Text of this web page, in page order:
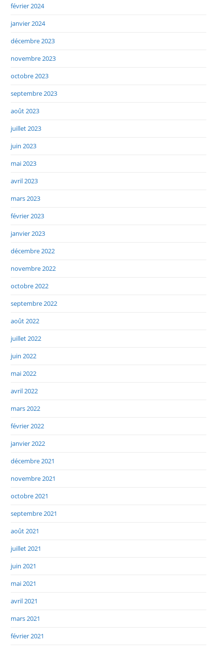
février 2024
janvier 2024
décembre 2023
novembre 2023
octobre 2023
septembre 2023
août 2023
juillet 2023
juin 2023
mai 2023
avril 2023
mars 2023
février 2023
janvier 2023
décembre 2022
novembre 2022
octobre 2022
septembre 2022
août 2022
juillet 2022
juin 2022
mai 2022
avril 2022
mars 2022
février 2022
janvier 2022
décembre 2021
novembre 2021
octobre 2021
septembre 2021
août 2021
juillet 2021
juin 2021
mai 2021
avril 2021
mars 2021
février 2021